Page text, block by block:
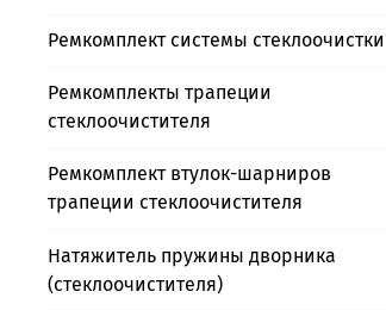
Ремкомплект системы стеклоочистки
Ремкомплекты трапеции
стеклоочистителя
Ремкомплект втулок-шарниров
трапеции стеклоочистителя
Натяжитель пружины дворника
(стеклоочистителя)